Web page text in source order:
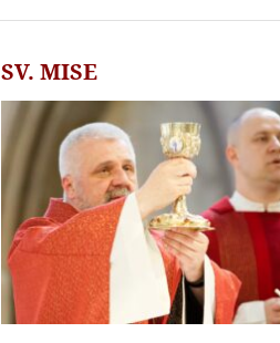
SV. MISE